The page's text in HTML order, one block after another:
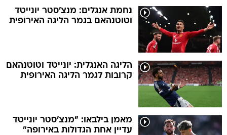
נחמת אנגלים: מנצ'סטר יונייטד
וטוטנהאם בגמר הליגה האירופית
הליגה האנגלית: יונייטד וטוטנהאם
קרובות לגמר הליגה האירופית
מאמן בילבאו: "מנצ'סטר יונייטד
עדיין אחת הגדולות באירופה"